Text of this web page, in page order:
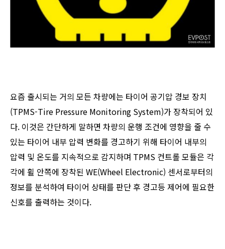
요즘 출시되는 거의 모든 차량에는 타이어 공기압 경보 장치
(TPMS-Tire Pressure Monitoring System)가 장착되어 있
다. 이것은 간단하게 말하면 차량의 운행 조건에 영향을 줄 수
있는 타이어 내부 압력 변화를 경고하기 위해 타이어 내부의
압력 및 온도를 지속적으로 감지하며 TPMS 컨트롤 모듈은 각
각에 휠 안쪽에 장착된 WE(Wheel Electronic) 센서로부터의
정보를 분석하여 타이어 상태를 판단 후 경고등 제어에 필요한
신호를 출력하는 것이다.